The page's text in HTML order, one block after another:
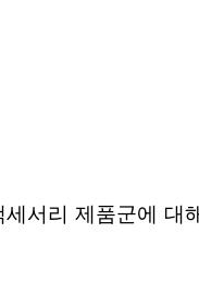
서리 제품군에 대